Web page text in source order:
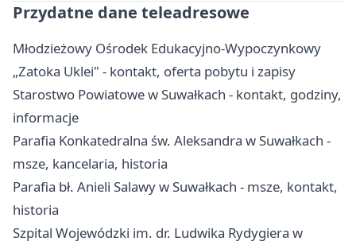
Przydatne dane teleadresowe
Młodzieżowy Ośrodek Edukacyjno-Wypoczynkowy
„Zatoka Uklei" - kontakt, oferta pobytu i zapisy
Starostwo Powiatowe w Suwałkach - kontakt, godziny,
informacje
Parafia Konkatedralna św. Aleksandra w Suwałkach -
msze, kancelaria, historia
Parafia bł. Anieli Salawy w Suwałkach - msze, kontakt,
historia
Szpital Wojewódzki im. dr. Ludwika Rydygiera w